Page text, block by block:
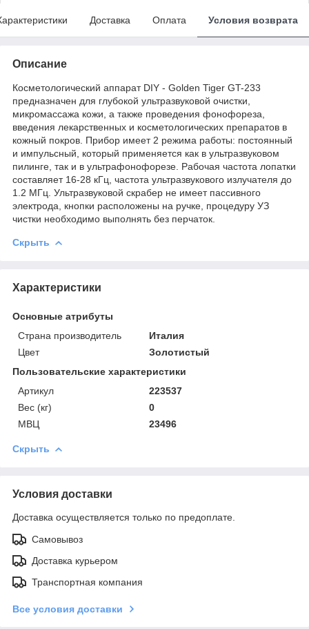
Доставка Оплата Условия возврата
Описание
Косметологический аппарат DIY - Golden Tiger GT-233
предназначен для глубокой ультразвуковой очистки,
микромассажа кожи, а также проведения фонофореза,
введения лекарственных и косметологических препаратов в
кожный покров. Прибор имеет 2 режима работы: постоянный
и импульсный, который применяется как в ультразвуковом
пилинге, так и в ультрафонофорезе. Рабочая частота лопатки
составляет 16-28 кГц, частота ультразвукового излучателя до
1.2 МГц. Ультразвуковой скрабер не имеет пассивного
электрода, кнопки расположены на ручке, процедуру УЗ
чистки необходимо выполнять без перчаток.
Скрыть
Характеристики
Основные атрибуты
Страна производитель
Италия
Цвет
Золотистый
Пользовательские характеристики
Артикул
223537
Вес (кг)
0
МВЦ
23496
Скрыть
Условия доставки
Доставка осуществляется только по предоплате.
Самовывоз
Доставка курьером
Транспортная компания
Все условия доставки